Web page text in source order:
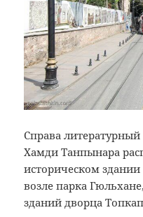
Справа
Хамди Танпынара
историческом
возле парка
зданий дворца